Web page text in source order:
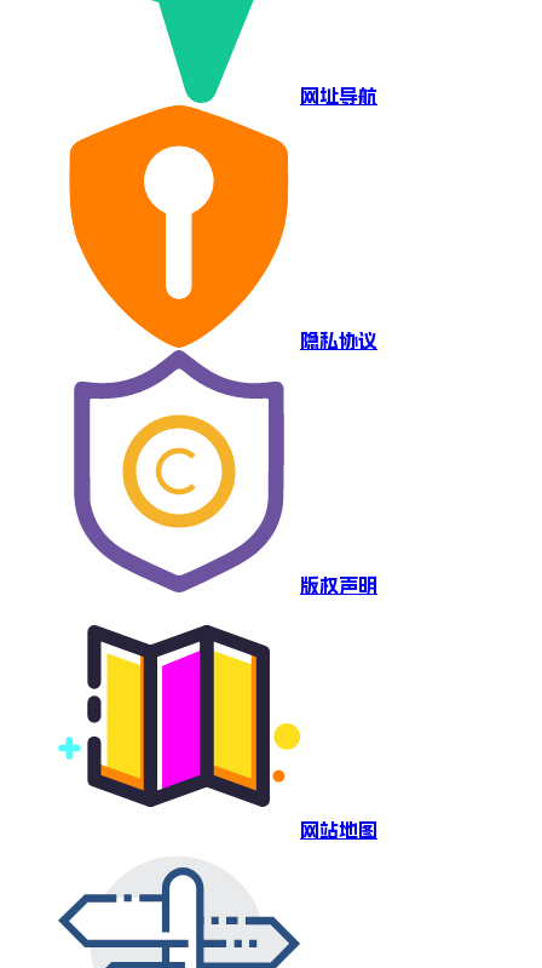
网址导航
隐私协议
版权声明
网站地图